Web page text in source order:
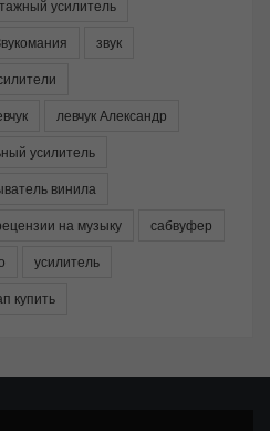
усилитель
звук
левчук Александр
усилитель
винила
на музыку
сабвуфер
усилитель
купить